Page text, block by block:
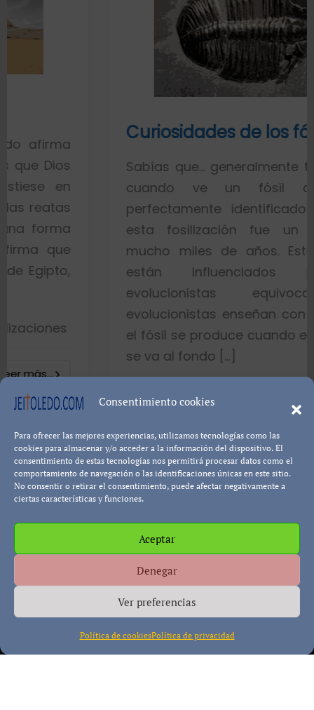
Consentimiento cookies
Para ofrecer las mejores experiencias, utilizamos tecnologías como las
cookies para almacenar y/o acceder a la información del dispositivo. El
consentimiento de estas tecnologías nos permitirá procesar datos como el
comportamiento de navegación o las identificaciones únicas en este sitio.
No consentir o retirar el consentimiento, puede afectar negativamente a
ciertas características y funciones.
Aceptar
Denegar
Ver preferencias
Política de cookiesPolítica de privacidad
Curiosidades de los fósiles
Sabías que… generalmente toda la
cuando ve un fósil de un
perfectamente identificado piensa
esta fosilización fue un proceso
mucho miles de años. Esto es
están influenciados por
evolucionistas equivocadas.
evolucionistas enseñan con gráficos
el fósil se produce cuando el pez
se va al fondo […]
Pablo Blanco Leer más...
Política de Privacidad
Responsabilidad
Copyright © All rights reserved|Paper News